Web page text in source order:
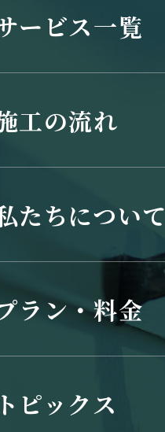
ービス一覧
工の流れ
たちについて
ラン・料金
トピックス